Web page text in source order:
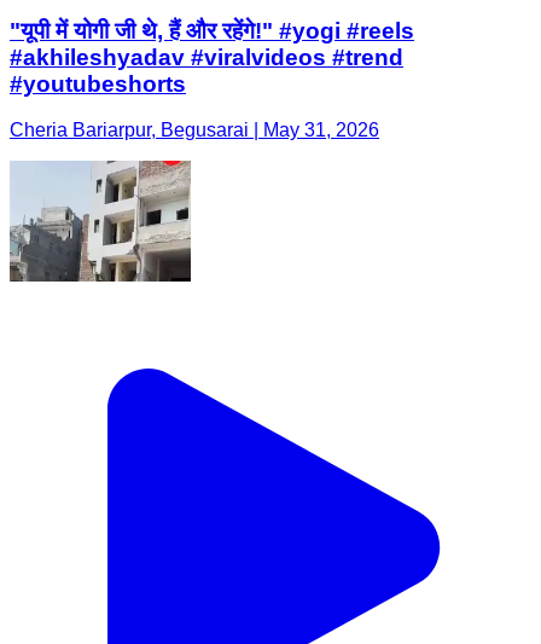
"यूपी में योगी जी थे, हैं और रहेंगे!" #yogi #reels
#akhileshyadav #viralvideos #trend
#youtubeshorts
Cheria Bariarpur, Begusarai | May 31, 2026